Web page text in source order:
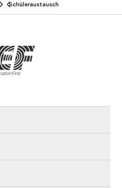
Schüleraustausch